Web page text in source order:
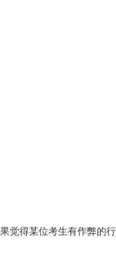
得某位考生有作弊的行